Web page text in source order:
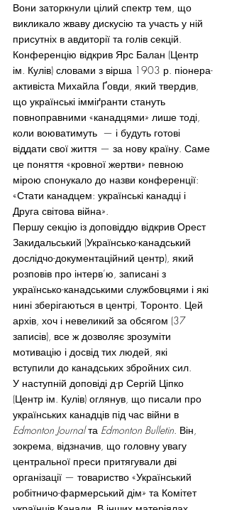
Вони заторкнули цілий спектр тем, що
викликало жваву дискусію та участь у ній
присутніх в авдиторії та голів секцій.
Конференцію відкрив Ярс Балан (Центр
ім. Кулів) словами з вірша 1903 р. піонера-
активіста Михайла Ґовди, який твердив,
що українські імміґранти стануть
повноправними «канадцями» лише тоді,
коли воюватимуть  — і будуть готові
віддати свої життя — за нову країну. Саме
це поняття «кровної жертви» певною
мірою спонукало до назви конференції:
«Стати канадцем: українські канадці і
Друга світова війна».
Першу секцію із доповіддю відкрив Орест
Закидальський (Українсько-канадський
дослідчо-документаційний центр), який
розповів про інтерв’ю, записані з
українсько-канадськими службовцями і які
нині зберігаються в центрі, Торонто. Цей
архів, хоч і невеликий за обсягом (37
записів), все ж дозволяє зрозуміти
мотивацію і досвід тих людей, які
вступили до канадських збройних сил.
У наступній доповіді д-р Сергій Ціпко
(Центр ім. Кулів) оглянув, що писали про
українських канадців під час війни в
Edmonton Journal та Edmonton Bulletin. Він,
зокрема, відзначив, що головну увагу
центральної преси притягували дві
організації — товариство «Український
робітничо-фармерський дім» та Комітет